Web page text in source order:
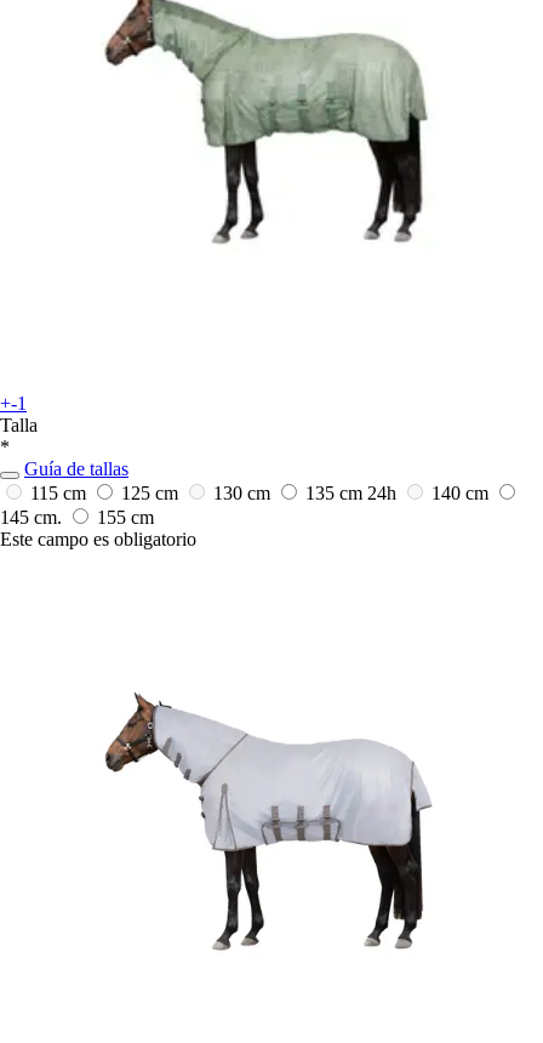
+-1
Talla
*
Guía de tallas
115 cm
125 cm 130 cm 135 cm 24h
140 cm
145 cm.
155 cm
Este campo es obligatorio